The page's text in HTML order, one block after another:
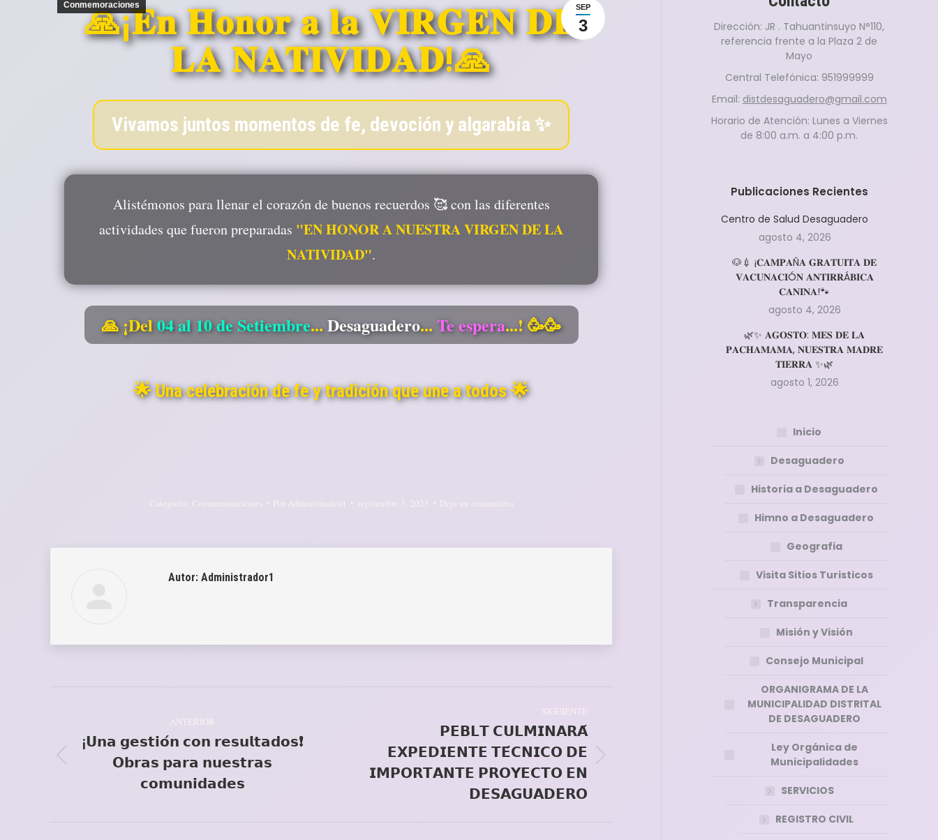
SEP
3
Conmemoraciones
🙏¡𝐄𝐧 𝐇𝐨𝐧𝐨𝐫 𝐚 𝐥𝐚 𝐕𝐈𝐑𝐆𝐄𝐍 𝐃𝐄
𝐋𝐀 𝐍𝐀𝐓𝐈𝐕𝐈𝐃𝐀𝐃!🙏
Vivamos juntos momentos de fe, devoción y algarabía ✨
Alistémonos para llenar el corazón de buenos recuerdos 🥰 con las diferentes
actividades que fueron preparadas "EN HONOR A NUESTRA VIRGEN DE LA
NATIVIDAD".
🙏 ¡Del04 al 10 de Setiembre... Desaguadero... Te espera...! 🥳🥳
🌟 Una celebración de fe y tradición que une a todos 🌟
Categoría: Conmemoraciones Por Administrador1 septiembre 3, 2025 Deja un comentario
Autor: Administrador1
entre
publicaciones
ANTERIOR
Publicación
¡𝗨𝗻𝗮 𝗴𝗲𝘀𝘁𝗶𝗼́𝗻 𝗰𝗼𝗻 𝗿𝗲𝘀𝘂𝗹𝘁𝗮𝗱𝗼𝘀❗
𝗢𝗯𝗿𝗮𝘀 𝗽𝗮𝗿𝗮 𝗻𝘂𝗲𝘀𝘁𝗿𝗮𝘀
𝗰𝗼𝗺𝘂𝗻𝗶𝗱𝗮𝗱𝗲𝘀
SIGUIENTE
siguiente:
𝗣𝗘𝗕𝗟𝗧 𝗖𝗨𝗟𝗠𝗜𝗡𝗔𝗥𝗔́
𝗘𝗫𝗣𝗘𝗗𝗜𝗘𝗡𝗧𝗘 𝗧𝗘́𝗖𝗡𝗜𝗖𝗢 𝗗𝗘
𝗜𝗠𝗣𝗢𝗥𝗧𝗔𝗡𝗧𝗘 𝗣𝗥𝗢𝗬𝗘𝗖𝗧𝗢 𝗘𝗡
𝗗𝗘𝗦𝗔𝗚𝗨𝗔𝗗𝗘𝗥𝗢
Dirección: JR . Tahuantinsuyo N°110,
referencia frente a la Plaza 2 de
Mayo
Central Telefónica: 951999999
Email: distdesaguadero@gmail.com
Horario de Atención: Lunes a Viernes
de 8:00 a.m. a 4:00 p.m.
Publicaciones Recientes
Centro de Salud Desaguadero
agosto 4, 2026
🐶💉 ¡𝐂𝐀𝐌𝐏𝐀Ñ𝐀 𝐆𝐑𝐀𝐓𝐔𝐈𝐓𝐀 𝐃𝐄
𝐕𝐀𝐂𝐔𝐍𝐀𝐂𝐈Ó𝐍 𝐀𝐍𝐓𝐈𝐑𝐑Á𝐁𝐈𝐂𝐀
𝐂𝐀𝐍𝐈𝐍𝐀!🐾
agosto 4, 2026
🌿✨ 𝐀𝐆𝐎𝐒𝐓𝐎: 𝐌𝐄𝐒 𝐃𝐄 𝐋𝐀
𝐏𝐀𝐂𝐇𝐀𝐌𝐀𝐌𝐀, 𝐍𝐔𝐄𝐒𝐓𝐑𝐀 𝐌𝐀𝐃𝐑𝐄
𝐓𝐈𝐄𝐑𝐑𝐀 ✨🌿
agosto 1, 2026
Inicio
Desaguadero
Historia a Desaguadero
Himno a Desaguadero
Geografia
Visita Sitios Turisticos
Transparencia
Misión y Visión
Consejo Municipal
ORGANIGRAMA DE LA
MUNICIPALIDAD DISTRITAL
DE DESAGUADERO
Ley Orgánica de
Municipalidades
SERVICIOS
REGISTRO CIVIL